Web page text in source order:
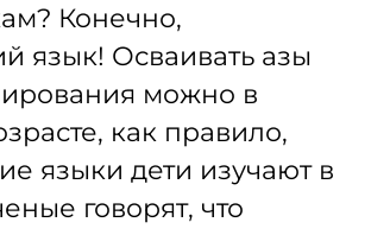
Конечно,
язык! Осваивать азы
можно в
как правило,
языки дети изучают в
говорят, что